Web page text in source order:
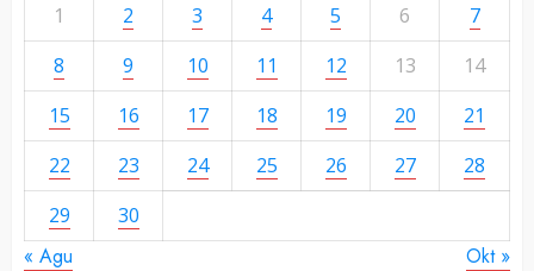
1
2 3 4 5 6
7
8
9 10 11 12 13
14
15
16 17 18 19 20
21
22
23 24 25 26 27
28
29
30
« Agu Okt »